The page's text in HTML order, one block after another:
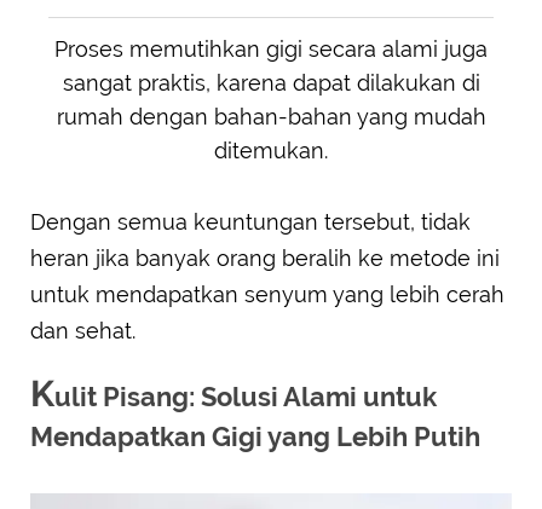
Proses memutihkan gigi secara alami juga
sangat praktis, karena dapat dilakukan di
rumah dengan bahan-bahan yang mudah
ditemukan.
Dengan semua keuntungan tersebut, tidak
heran jika banyak orang beralih ke metode ini
untuk mendapatkan senyum yang lebih cerah
dan sehat.
Kulit Pisang: Solusi Alami untuk
Mendapatkan Gigi yang Lebih Putih